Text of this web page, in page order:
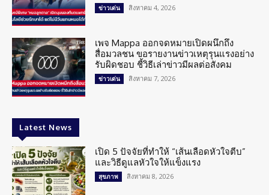
ข่าวเด่น สิงหาคม 4, 2026
เพจ Mappa ออกจดหมายเปิดผนึกถึง
สื่อมวลชน ขอรายงานข่าวเหตุรุนแรงอย่าง
รับผิดชอบ ชี้วิธีเล่าข่าวมีผลต่อสังคม
ข่าวเด่น สิงหาคม 7, 2026
Latest News
เปิด 5 ปัจจัยที่ทำให้ “เส้นเลือดหัวใจตีบ”
และวิธีดูแลหัวใจให้แข็งแรง
สุขภาพ สิงหาคม 8, 2026